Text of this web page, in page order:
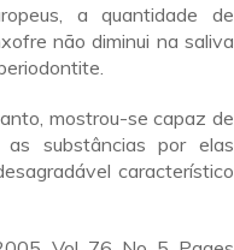
a quantidade de
não diminui na saliva
mostrou-se capaz de
substâncias por elas
característico